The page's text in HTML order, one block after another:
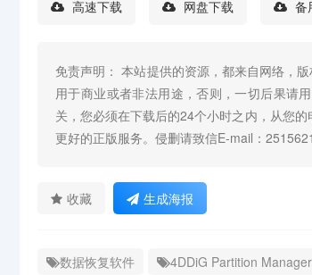
高速下载 网盘下载 备
免责声明： 本站提供的资源，都来自网络，
用于商业或者非法用途，否则，一切后果请
关，您必须在下载后的24个小时之内，从您
更好的正版服务。侵删请致信E-mail：
收藏 生成海报
数据恢复软件 4DDiG Partition Manager